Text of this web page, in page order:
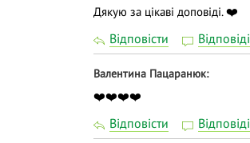
Дякую за цікаві доповіді. ❤️
Відповісти Відповіді
Валентина Пацаранюк
❤️❤️❤️❤️
Відповісти Відповіді